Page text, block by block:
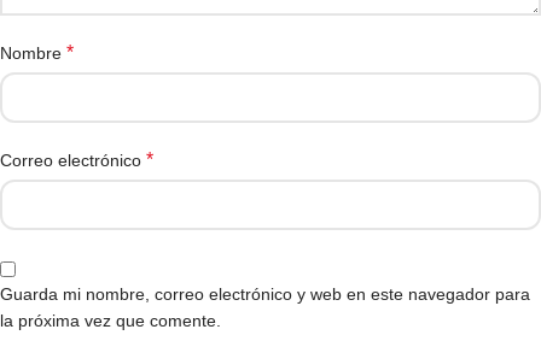
Nombre *
Correo electrónico *
Guarda mi nombre, correo electrónico y web en este navegador para
la próxima vez que comente.